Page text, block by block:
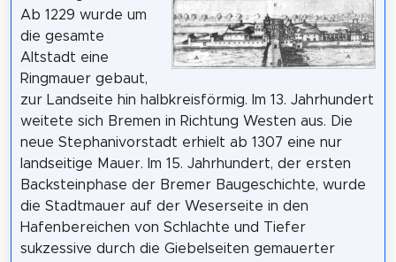
Ab 1229 wurde um
die gesamte
Altstadt eine
Ringmauer gebaut,
zur Landseite hin halbkreisförmig. Im 13. Jahrhundert
weitete sich Bremen in Richtung Westen aus. Die
neue Stephanivorstadt erhielt ab 1307 eine nur
landseitige Mauer. Im 15. Jahrhundert, der ersten
Backsteinphase der Bremer Baugeschichte, wurde
die Stadtmauer auf der Weserseite in den
Hafenbereichen von Schlachte und Tiefer
sukzessive durch die Giebelseiten gemauerter